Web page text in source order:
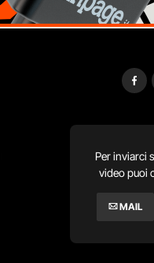
Per inviarci
video puoi
MAIL